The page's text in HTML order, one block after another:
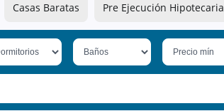
Casas Baratas Pre Ejecución Hipotecaria